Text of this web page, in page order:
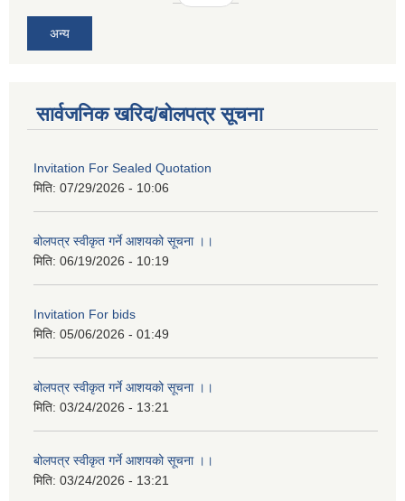
अन्य
सार्वजनिक खरिद/बोलपत्र सूचना
Invitation For Sealed Quotation
मिति: 07/29/2026 - 10:06
बोलपत्र स्वीकृत गर्ने आशयको सूचना ।।
मिति: 06/19/2026 - 10:19
Invitation For bids
मिति: 05/06/2026 - 01:49
बोलपत्र स्वीकृत गर्ने आशयको सूचना ।।
मिति: 03/24/2026 - 13:21
बोलपत्र स्वीकृत गर्ने आशयको सूचना ।।
मिति: 03/24/2026 - 13:21